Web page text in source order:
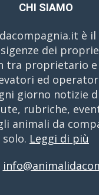
CHI SIAMO
è
dei
tra proprietario
ed
giorno notizie
rubriche,
animali da
solo. Leggi di più